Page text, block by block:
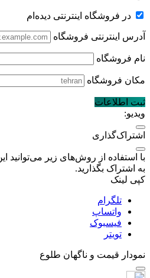
در فروشگاه اینترنتی دیده‌ام
آدرس اینترنتی فروشگاه
نام فروشگاه
مکان فروشگاه
ثبت اطلاعات
ویدیو:
اشتراک‌گذاری
با استفاده از روش‌های زیر می‌توانید
به اشتراک بگذارید.
کپی لینک
تلگرام
واتساپ
فیسبوک
تویتر
نمودار قیمت و ناگهان طلوع